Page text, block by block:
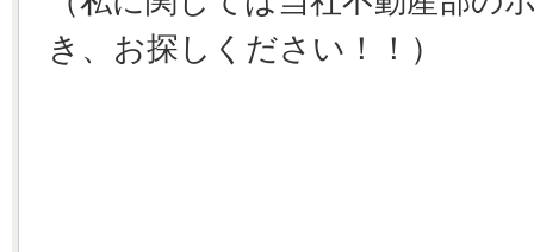
き、お探しください！！）